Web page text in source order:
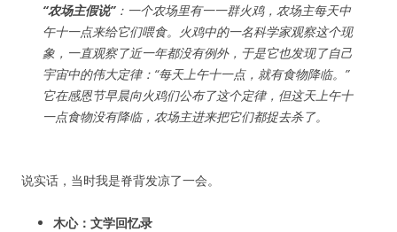
“农场主假说”：一个农场里有一一群火鸡，农场主每天中
午十一点来给它们喂食。火鸡中的一名科学家观察这个现
象，一直观察了近一年都没有例外，于是它也发现了自己
宇宙中的伟大定律：“每天上午十一点，就有食物降临。”
它在感恩节早晨向火鸡们公布了这个定律，但这天上午十
一点食物没有降临，农场主进来把它们都捉去杀了。
说实话，当时我是脊背发凉了一会。
木心：文学回忆录